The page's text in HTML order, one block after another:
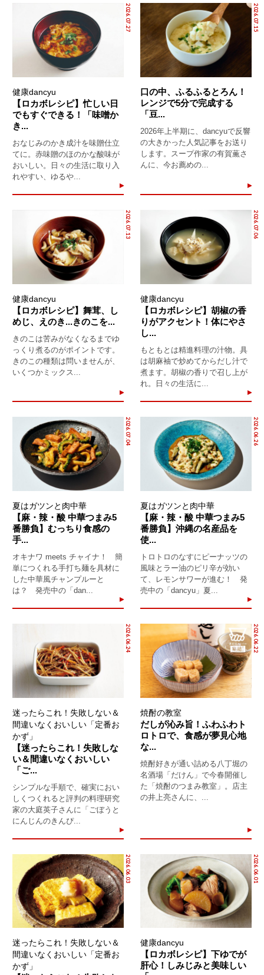
2026.07.27
健康dancyu
【ロカボレシピ】忙しい日
でもすぐできる！「味噌か
き...
おなじみのかき成汁を味贈仕立
てに。赤味贈のほのかな酸味が
おいしい。日々の生活に取り入
れやすい、ゆるや...
2026.07.15
口の中、ふるふるとろん！
レンジで5分で完成する
「豆...
2026年上半期に、dancyuで反響
の大きかった人気記事をお送り
します。スープ作家の有賀薫さ
んに、今お薦めの...
2026.07.13
健康dancyu
【ロカボレシピ】舞茸、し
めじ、えのき...きのこを...
きのこは苦みがなくなるまでゆ
っくり煮るのがポイントです。
きのこの種類は問いませんが、
いくつかミックス...
2026.07.06
健康dancyu
【ロカボレシピ】胡椒の香
りがアクセント！体にやさ
し...
もともとは精進料理の汁物。具
は胡麻袖で炒めてからだし汁で
煮ます。胡椒の香りで召し上が
れ。日々の生活に...
2026.07.04
夏はガツンと肉中華
【麻・辣・酸 中華つまみ5
番勝負】むっちり食感の
手...
オキナワ meets チャイナ！ 簡
単につくれる手打ち麺を具材に
した中華風チャンプルーと
は？ 発売中の「dan...
2026.06.26
夏はガツンと肉中華
【麻・辣・酸 中華つまみ5
番勝負】沖縄の名産品を
使...
トロトロのなすにピーナッツの
風味とラー油のピリ辛が効い
て、レモンサワーが進む！ 発
売中の「dancyu」夏...
2026.06.24
迷ったらこれ！失敗しない＆
間違いなくおいしい「定番お
かず」
【迷ったらこれ！失敗しな
い＆間違いなくおいしい
「ご...
シンプルな手順で、確実におい
しくつくれると評判の料理研究
家の大庭英子さんに「ごぼうと
にんじんのきんぴ...
2026.06.22
焼酎の教室
だしが沁み旨！ふわふわト
ロトロで、食感が夢見心地
な...
焼酎好きが通い詰める八丁堀の
名酒場「だけん」で今春開催し
た「焼酎のつまみ教室」。店主
の井上亮さんに、...
2026.06.03
迷ったらこれ！失敗しない＆
間違いなくおいしい「定番お
かず」
2026.06.01
健康dancyu
【ロカボレシピ】下ゆでが
肝心！しみじみと美味しい